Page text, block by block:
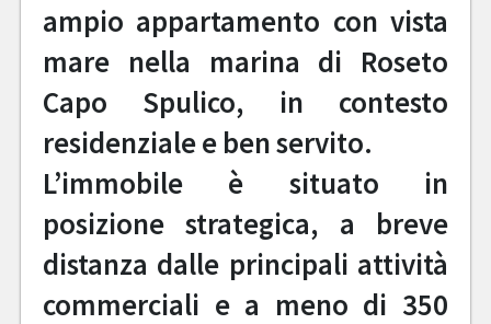
ampio appartamento con vista
mare nella marina di Roseto
Capo Spulico, in contesto
residenziale e ben servito.
L’immobile è situato in
posizione strategica, a breve
distanza dalle principali attività
commerciali e a meno di 350